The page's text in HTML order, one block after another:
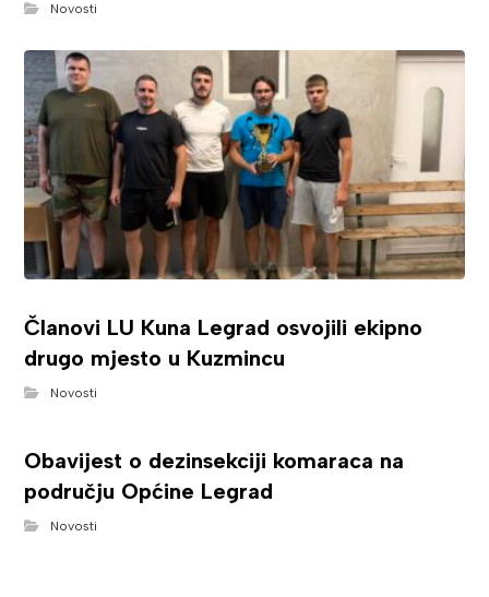
Novosti
Članovi LU Kuna Legrad osvojili ekipno
drugo mjesto u Kuzmincu
Novosti
Obavijest o dezinsekciji komaraca na
području Općine Legrad
Novosti